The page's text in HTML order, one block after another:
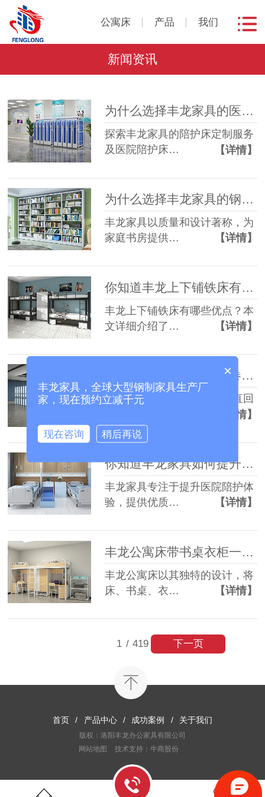
公寓床 产品 我们
新闻资讯
为什么选择丰龙家具的医院陪护床？
探索丰龙家具的陪护床定制服务
及医院陪护床…
【详情】
为什么选择丰龙家具的钢制书架？
丰龙家具以质量和设计著称，为
家庭书房提供…
【详情】
你知道丰龙上下铺铁床有哪些优势吗？
丰龙上下铺铁床有哪些优点？本
文详细介绍了…
【详情】
为什么选择丰龙智能案卷柜和垂直回转柜？
丰龙提供的智能案卷柜和垂直回
【详情】
你知道丰龙家具如何提升陪护体验吗？
丰龙家具专注于提升医院陪护体
验，提供优质…
【详情】
丰龙公寓床带书桌衣柜一体，为何备受青睐？
丰龙公寓床以其独特的设计，将
床、书桌、衣…
【详情】
1 / 419 下一页
首页 / 产品中心 / 成功案例 / 关于我们
版权：洛阳丰龙办公家具有限公司
网站地图
技术支持：牛商股份
×
丰龙家具，全球大型钢制家具生产厂
家，现在预约立减千元
现在咨询 稍后再说